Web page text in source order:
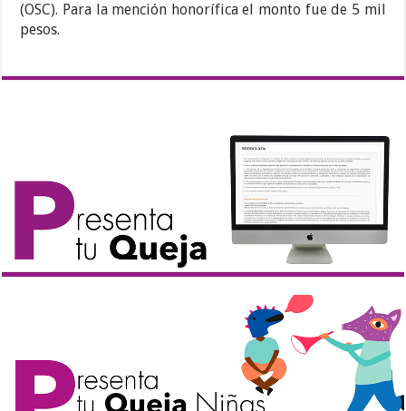
(OSC). Para la mención honorífica el monto fue de 5 mil
pesos.